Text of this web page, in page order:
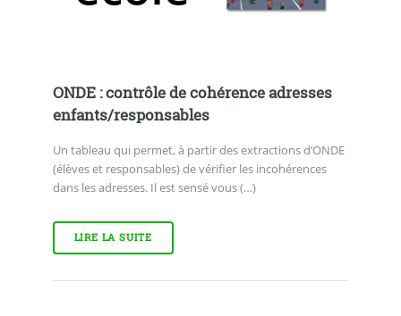
ONDE : contrôle de cohérence adresses
enfants/responsables
Un tableau qui permet, à partir des extractions d’ONDE
(élèves et responsables) de vérifier les incohérences
dans les adresses. Il est sensé vous (…)
LIRE LA SUITE